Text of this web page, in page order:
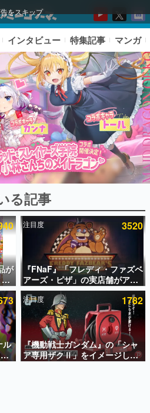
をスキップ
記事ランキング
以上！ ページビュー数万以上！ などな
読まれた、電ファミ渾身の“殿堂入り”記
。
インタビュー 特集記事 マンガ
る記事
が
ぼ
注目度 3520
『FNaF』「フレディ・ファズベ
アーズ・ピザ」の実店舗がアメ
リカの商業施設「American
Dream」に2027年オープン！
ScottGamesとの共同開発、食
事だけでなくステージショーや
没入型のホラー体験も楽しめる
ル
注目度 1782
『機動戦士ガンダム』の「シャ
ア専用ザクⅡ」をイメージした
散水ホースリールが予約開始。